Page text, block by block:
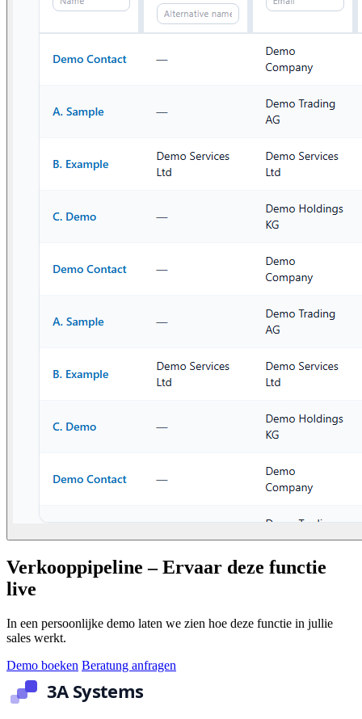
Verkooppipeline – Ervaar deze functie
live
In een persoonlijke demo laten we zien hoe deze functie in jullie
sales werkt.
Demo boeken Beratung anfragen